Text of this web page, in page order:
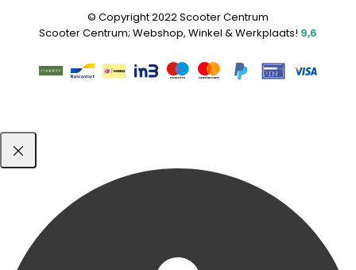
© Copyright 2022 Scooter Centrum
Scooter Centrum; Webshop, Winkel & Werkplaats! 9,6